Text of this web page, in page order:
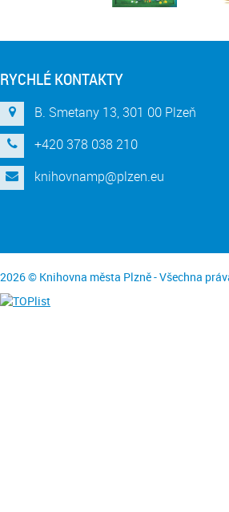
RYCHLÉ KONTAKTY
B. Smetany 13, 301 00 Plzeň
+420 378 038 210
knihovnamp@plzen.eu
2026 © Knihovna města Plzně - Všechna